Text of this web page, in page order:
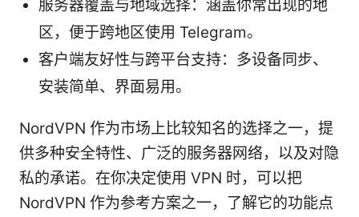
服务器覆盖与地域选择：涵盖你常出现的地
区，便于跨地区使用 Telegram。
客户端友好性与跨平台支持：多设备同步、
安装简单、界面易用。
NordVPN 作为市场上比较知名的选择之一，提
供多种安全特性、广泛的服务器网络，以及对隐
私的承诺。在你决定使用 VPN 时，可以把
NordVPN 作为参考方案之一，了解它的功能点